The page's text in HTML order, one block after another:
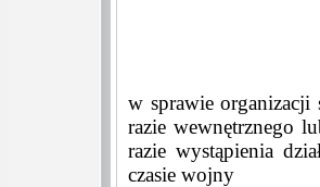
w sprawie
razie wewnętrznego
razie wystąpienia
czasie wojny